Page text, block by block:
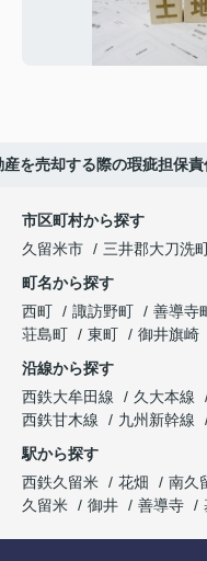
産を売却する際の瑕疵担保
市区町村から探す
久留米市
三井郡大刀洗
町名から探す
西町
諏訪野町 善導寺
荘島町
東町 御井旗崎
沿線から探す
西鉄大牟田線
久大本線
西鉄甘木線
九州新幹線
駅から探す
西鉄久留米
花畑 南久
久留米
御井 善導寺